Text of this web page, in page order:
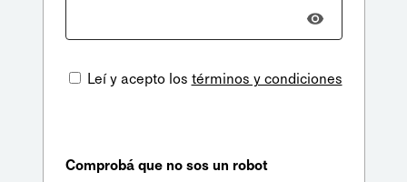
Leí y acepto los términos y condiciones
Comprobá que no sos un robot